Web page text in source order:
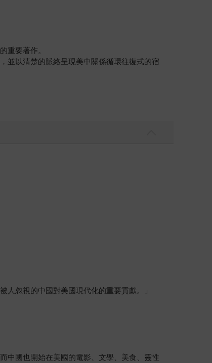
重要著作。
並以清楚的脈絡呈現美中關係循環往復式的宿
人忽視的中國對美國現代化的重要貢獻。」
中國也開始在美國的電影、文學、美食、靈性